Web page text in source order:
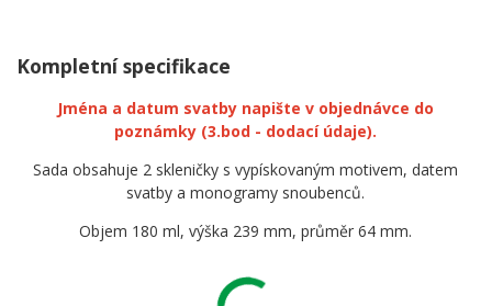
Kompletní specifikace
Jména a datum svatby napište v objednávce do
poznámky (3.bod - dodací údaje).
Sada obsahuje 2 skleničky s vypískovaným motivem, datem
svatby a monogramy snoubenců.
Objem 180 ml, výška 239 mm, průměr 64 mm.